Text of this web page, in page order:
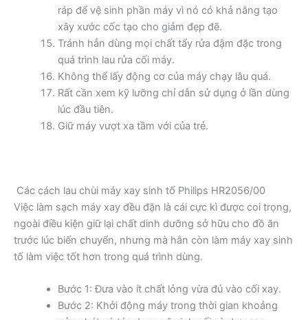
ráp để vệ sinh phần máy vì nó có khả năng tạo
xây xước cốc tạo cho giảm đẹp đẽ.
Tránh hẳn dùng mọi chất tẩy rửa đậm đặc trong
quá trình lau rửa cối máy.
Không thể lấy động cơ của máy chạy lâu quá.
Rất cần xem kỹ lưỡng chỉ dẫn sử dụng ở lần dùng
lúc đầu tiên.
Giữ máy vượt xa tầm với của trẻ.
Các cách lau chùi máy xay sinh tố Philips HR2056/00
Việc làm sạch máy xay đều đặn là cái cực kì được coi trọng,
ngoài điều kiện giữ lại chất dinh dưỡng sở hữu cho đồ ăn
trước lúc biến chuyển, nhưng mà hắn còn làm máy xay sinh
tố làm việc tốt hơn trong quá trình dùng.
Bước 1: Đưa vào ít chất lỏng vừa đủ vào cối xay.
Bước 2: Khởi động máy trong thời gian khoảng